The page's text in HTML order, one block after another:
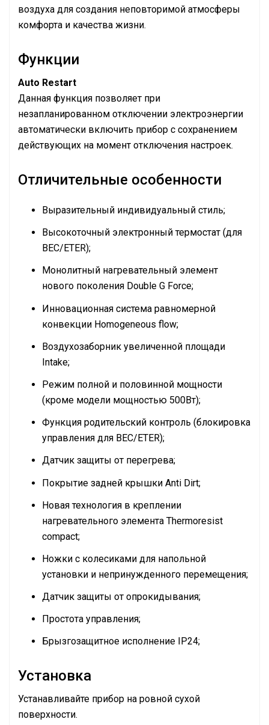
воздуха для создания неповторимой атмосферы
комфорта и качества жизни.
Функции
Auto Restart
Данная функция позволяет при
незапланированном отключении электроэнергии
автоматически включить прибор с сохранением
действующих на момент отключения настроек.
Отличительные особенности
Выразительный индивидуальный стиль;
Высокоточный электронный термостат (для
BEC/ETER);
Монолитный нагревательный элемент
нового поколения Double G Force;
Инновационная система равномерной
конвекции Homogeneous flow;
Воздухозаборник увеличенной площади
Intake;
Режим полной и половинной мощности
(кроме модели мощностью 500Вт);
Функция родительский контроль (блокировка
управления для BEC/ETER);
Датчик защиты от перегрева;
Покрытие задней крышки Anti Dirt;
Новая технология в креплении
нагревательного элемента Thermoresist
compact;
Ножки с колесиками для напольной
установки и непринужденного перемещения;
Датчик защиты от опрокидывания;
Простота управления;
Брызгозащитное исполнение IP24;
Установка
Устанавливайте прибор на ровной сухой
поверхности.